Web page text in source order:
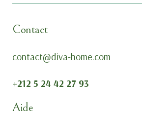
Contact
contact@diva-home.com
+212 5 24 42 27 93
Aide